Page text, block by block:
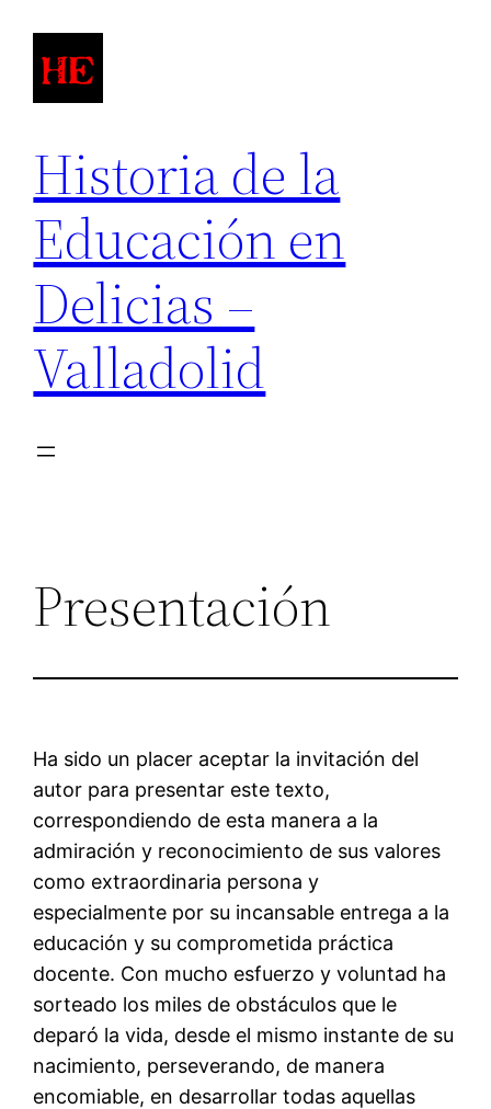
contenido
Historia de la
Educación en
Delicias –
Valladolid
Presentación
Ha sido un placer aceptar la invitación del
autor para presentar este texto,
correspondiendo de esta manera a la
admiración y reconocimiento de sus valores
como extraordinaria persona y
especialmente por su incansable entrega a la
educación y su comprometida práctica
docente. Con mucho esfuerzo y voluntad ha
sorteado los miles de obstáculos que le
deparó la vida, desde el mismo instante de su
nacimiento, perseverando, de manera
encomiable, en desarrollar todas aquellas